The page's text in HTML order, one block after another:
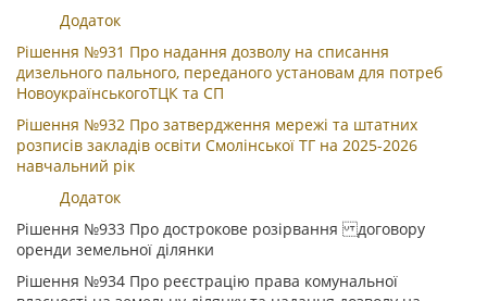
Додаток
Рішення №931 Про надання дозволу на списання
дизельного пального, переданого установам для потреб
НовоукраїнськогоТЦК та СП
Рішення №932 Про затвердження мережі та штатних
розписів закладів освіти Смолінської ТГ на 2025-2026
навчальний рік
Додаток
Рішення №933 Про дострокове розірвання договору
оренди земельної ділянки
Рішення №934 Про реєстрацію права комунальної